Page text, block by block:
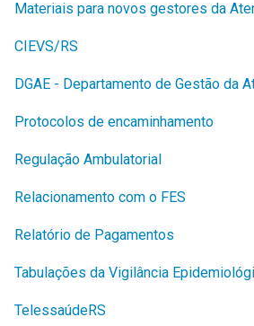
Materiais para novos gestores da
CIEVS/RS
DGAE - Departamento de Gestão da
Protocolos de encaminhamento
Regulação Ambulatorial
Relacionamento com o FES
Relatório de Pagamentos
Tabulações da Vigilância
TelessaúdeRS